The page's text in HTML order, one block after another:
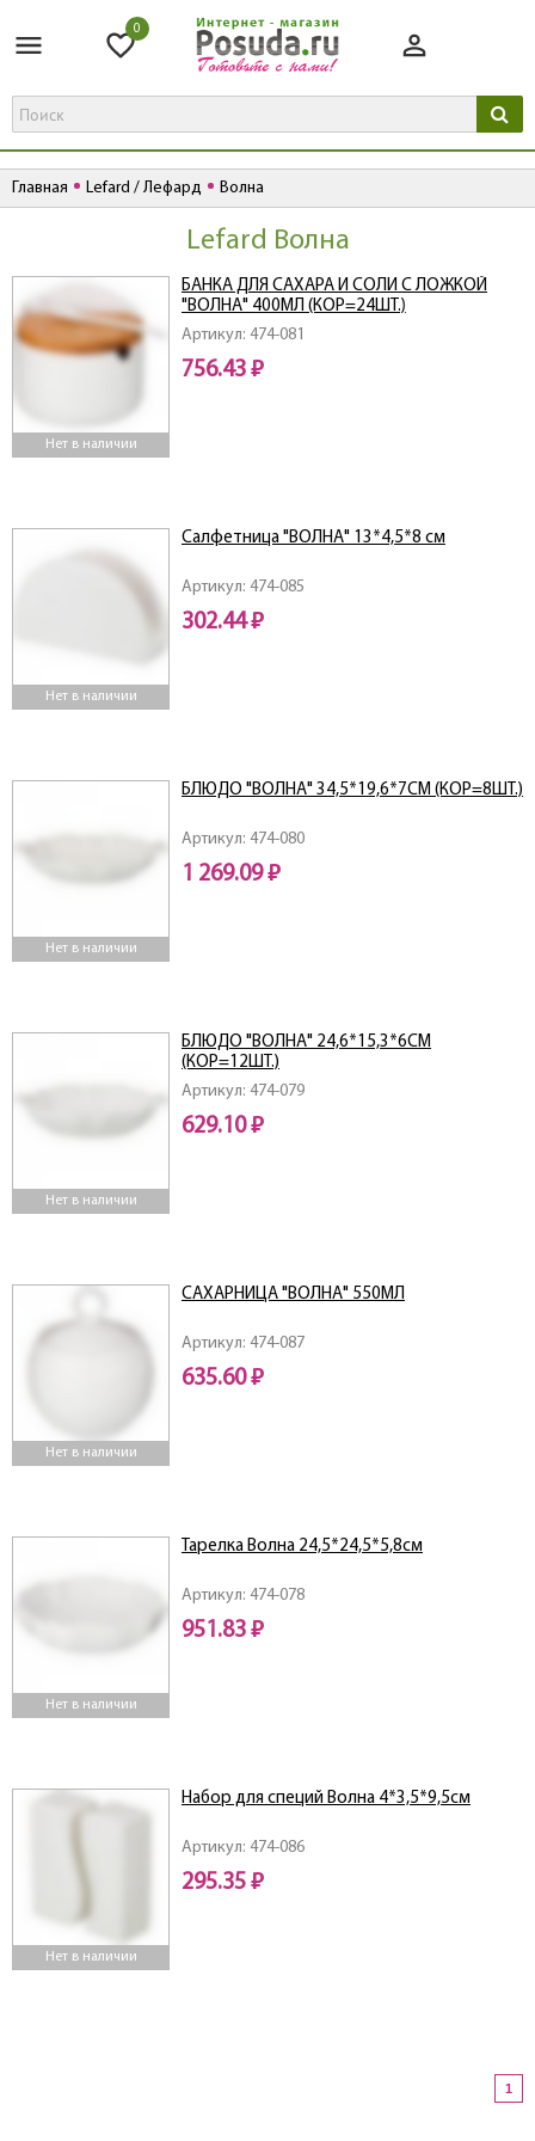
0
Главная Lefard / Лефард Волна
Lefard Волна
Нет в наличии
Артикул: 474-081
БАНКА ДЛЯ САХАРА И СОЛИ С ЛОЖКОЙ
"ВОЛНА" 400МЛ (КОР=24ШТ.)
756.43 ₽
Нет в наличии
Артикул: 474-085
Салфетница "ВОЛНА" 13*4,5*8 см
302.44 ₽
Нет в наличии
Артикул: 474-080
БЛЮДО "ВОЛНА" 34,5*19,6*7СМ (КОР=8ШТ.)
1 269.09 ₽
Нет в наличии
Артикул: 474-079
БЛЮДО "ВОЛНА" 24,6*15,3*6СМ
(КОР=12ШТ.)
629.10 ₽
Нет в наличии
Артикул: 474-087
САХАРНИЦА "ВОЛНА" 550МЛ
635.60 ₽
Нет в наличии
Артикул: 474-078
Тарелка Волна 24,5*24,5*5,8см
951.83 ₽
Нет в наличии
Артикул: 474-086
Набор для специй Волна 4*3,5*9,5см
295.35 ₽
1